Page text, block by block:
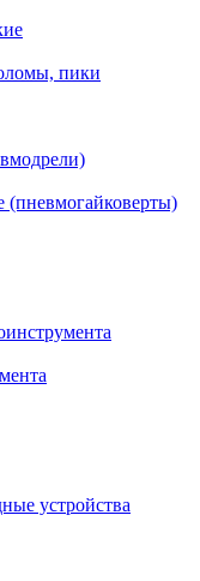
пики
(пневмогайковерты)
устройства